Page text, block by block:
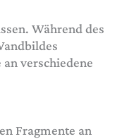
Während des
verschiedene
Fragmente an